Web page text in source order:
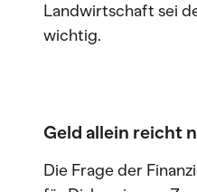
Landwirtschaft sei
wichtig.
Geld allein reicht
Die Frage der